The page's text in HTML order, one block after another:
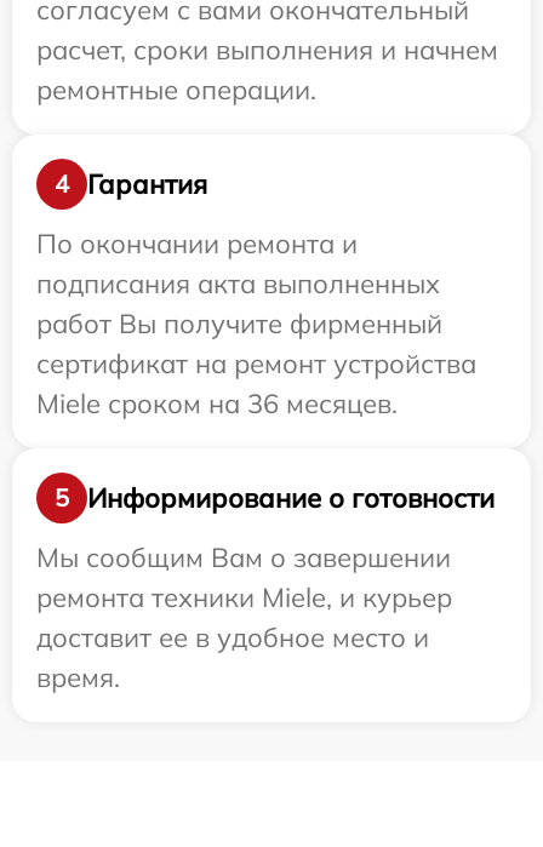
согласуем с вами окончательный
расчет, сроки выполнения и начнем
ремонтные операции.
4
Гарантия
По окончании ремонта и
подписания акта выполненных
работ Вы получите фирменный
сертификат на ремонт устройства
Miele сроком на 36 месяцев.
5
Информирование о готовности
Мы сообщим Вам о завершении
ремонта техники Miele, и курьер
доставит ее в удобное место и
время.